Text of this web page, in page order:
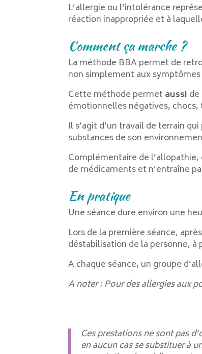
L’allergie ou l’intolérance
réaction inappropriée et à
Comment ça marche ?
La méthode BBA permet de
non simplement aux
Cette méthode permet aussi
émotionnelles négatives,
Il s’agit d’un travail de terrain
substances de son
Complémentaire de
de médicaments et n’entraîne
En pratique
Une séance dure environ une
Lors de la première séance,
déstabilisation de la personne, à
A chaque séance, un groupe
A noter : Pour des allergies aux
Ces prestations ne sont pas
en aucun cas se substituer à